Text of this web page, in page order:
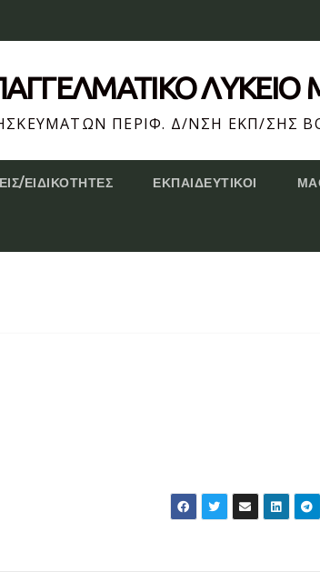
ΛΥΚΕΙΟ
ΠΕΡΙΦ. Δ/ΝΣΗ ΕΚΠ/ΣΗΣ
ΕΙΔΙΚΌΤΗΤΕΣ ΕΚΠΑΙΔΕΥΤΙΚΟΊ